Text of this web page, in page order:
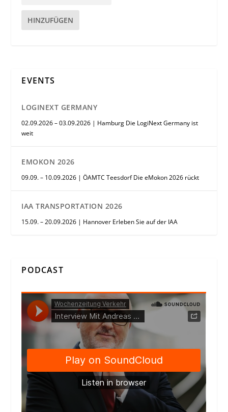
HINZUFÜGEN
EVENTS
LOGINEXT GERMANY
02.09.2026 – 03.09.2026 | Hamburg Die LogiNext Germany ist
weit
EMOKON 2026
09.09. – 10.09.2026 | ÖAMTC Teesdorf Die eMokon 2026 rückt
IAA TRANSPORTATION 2026
15.09. – 20.09.2026 | Hannover Erleben Sie auf der IAA
PODCAST